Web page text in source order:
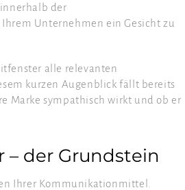
der
Unternehmen ein Gesicht zu
alle relevanten
kurzen Augenblick fällt bereits
Marke sympathisch wirkt und ob er
der Grundstein
Ihrer Kommunikationmittel.